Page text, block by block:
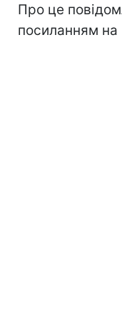
Про це
посиланням на